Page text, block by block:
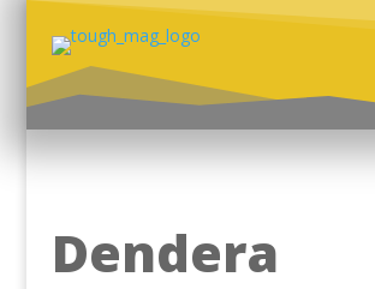
Dendera